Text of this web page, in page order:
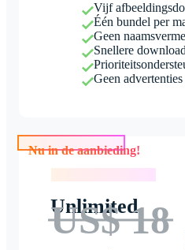
Vijf
Één bundel per
Geen
Snellere
Geen advertenties
Nu in de aanbieding!
Unlimited
US$ 18